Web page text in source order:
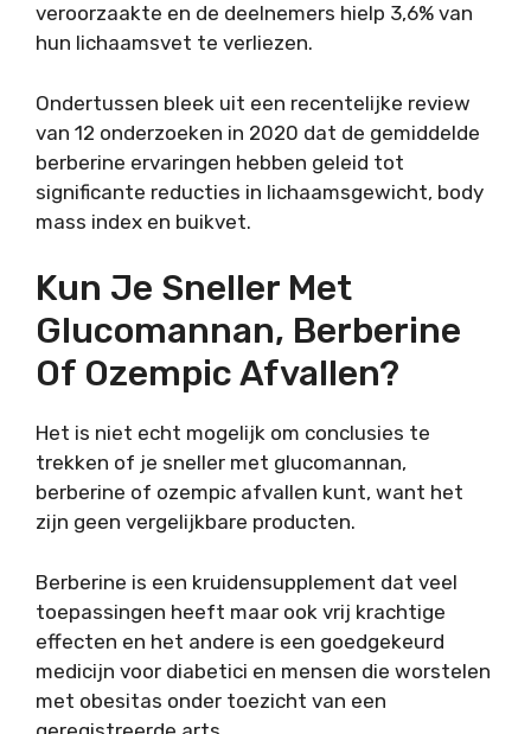
veroorzaakte en de deelnemers hielp 3,6% van
hun lichaamsvet te verliezen.
Ondertussen bleek uit een recentelijke review
van 12 onderzoeken in 2020 dat de gemiddelde
berberine ervaringen hebben geleid tot
significante reducties in lichaamsgewicht, body
mass index en buikvet.
Kun Je Sneller Met
Glucomannan, Berberine
Of Ozempic Afvallen?
Het is niet echt mogelijk om conclusies te
trekken of je sneller met glucomannan,
berberine of ozempic afvallen kunt, want het
zijn geen vergelijkbare producten.
Berberine is een kruidensupplement dat veel
toepassingen heeft maar ook vrij krachtige
effecten en het andere is een goedgekeurd
medicijn voor diabetici en mensen die worstelen
met obesitas onder toezicht van een